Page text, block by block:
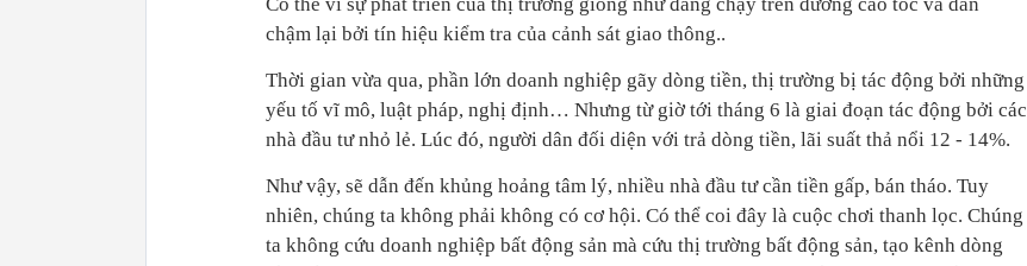
Có thể ví sự phát triển của thị trường giống như đang chạy trên đường cao tốc và dần
chậm lại bởi tín hiệu kiểm tra của cảnh sát giao thông..
Thời gian vừa qua, phần lớn doanh nghiệp gãy dòng tiền, thị trường bị tác động bởi những
yếu tố vĩ mô, luật pháp, nghị định… Nhưng từ giờ tới tháng 6 là giai đoạn tác động bởi các
nhà đầu tư nhỏ lẻ. Lúc đó, người dân đối diện với trả dòng tiền, lãi suất thả nổi 12 - 14%.
Như vậy, sẽ dẫn đến khủng hoảng tâm lý, nhiều nhà đầu tư cần tiền gấp, bán tháo. Tuy
nhiên, chúng ta không phải không có cơ hội. Có thể coi đây là cuộc chơi thanh lọc. Chúng
ta không cứu doanh nghiệp bất động sản mà cứu thị trường bất động sản, tạo kênh dòng